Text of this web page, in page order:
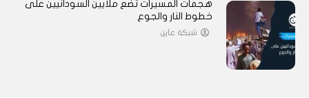
هجمات المسيرات تضع ملايين السودانيين على
خطوط النار والجوع
شبكة عاين